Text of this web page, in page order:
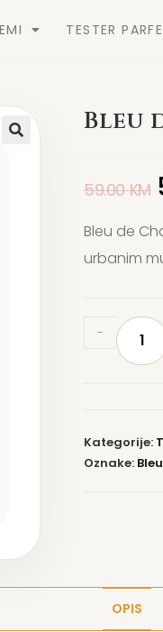
TESTER
Bleu
59.00KM
Bleu de
urbanim
-
Kategorije:
Oznake:
OPIS